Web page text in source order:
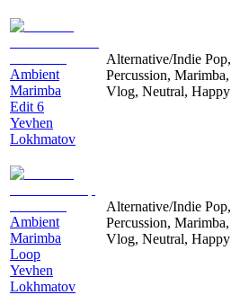
Ambient
Marimba
Edit 6
Yevhen
Lokhmatov
Alternative/Indie Pop,
Percussion, Marimba,
Vlog, Neutral, Happy
Ambient
Marimba
Loop
Yevhen
Lokhmatov
Alternative/Indie Pop,
Percussion, Marimba,
Vlog, Neutral, Happy